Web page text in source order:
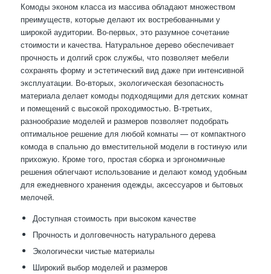
Комоды эконом класса из массива обладают множеством
преимуществ, которые делают их востребованными у
широкой аудитории. Во-первых, это разумное сочетание
стоимости и качества. Натуральное дерево обеспечивает
прочность и долгий срок службы, что позволяет мебели
сохранять форму и эстетический вид даже при интенсивной
эксплуатации. Во-вторых, экологическая безопасность
материала делает комоды подходящими для детских комнат
и помещений с высокой проходимостью. В-третьих,
разнообразие моделей и размеров позволяет подобрать
оптимальное решение для любой комнаты — от компактного
комода в спальню до вместительной модели в гостиную или
прихожую. Кроме того, простая сборка и эргономичные
решения облегчают использование и делают комод удобным
для ежедневного хранения одежды, аксессуаров и бытовых
мелочей.
Доступная стоимость при высоком качестве
Прочность и долговечность натурального дерева
Экологически чистые материалы
Широкий выбор моделей и размеров